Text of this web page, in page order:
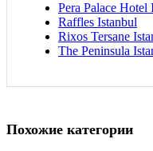
Pera Palace Hotel
Raffles Istanbul
Rixos Tersane
The Peninsula
Похожие категории